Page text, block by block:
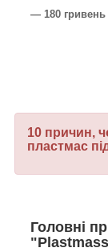
— 180 гривень
10 причин,
пластмас
Головні